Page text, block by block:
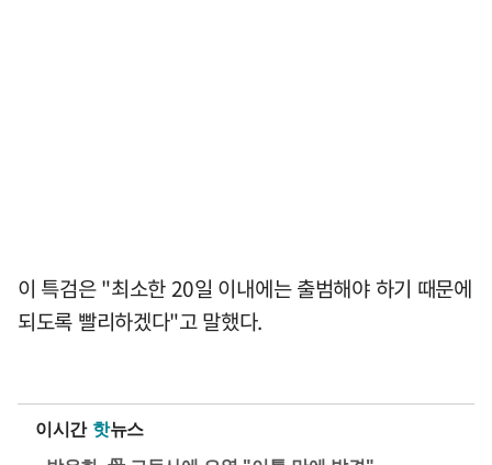
이 특검은 "최소한 20일 이내에는 출범해야 하기 때문에
되도록 빨리하겠다"고 말했다.
이시간 핫뉴스